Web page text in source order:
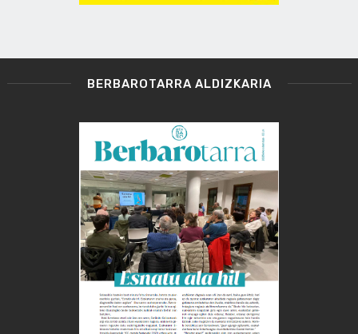
BERBAROTARRA ALDIZKARIA